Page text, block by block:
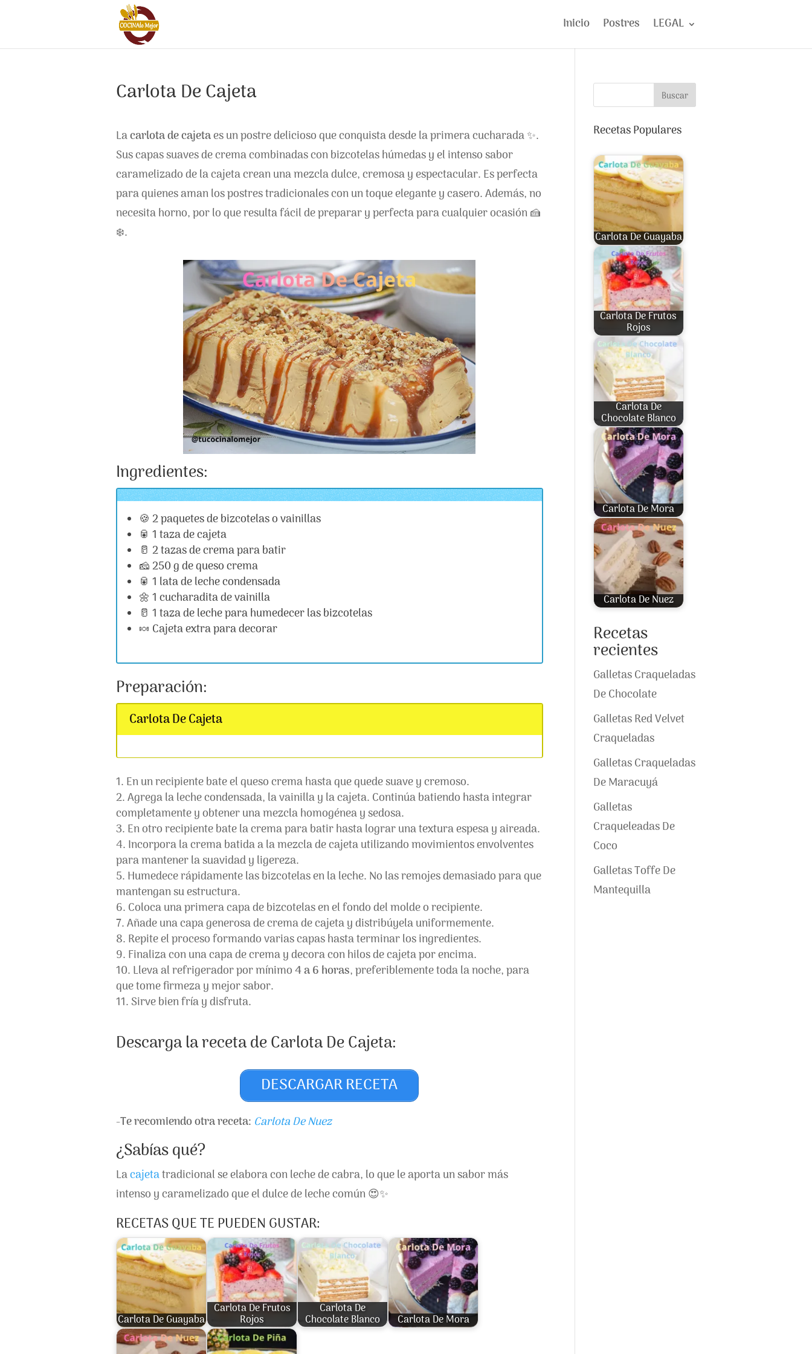
Inicio Postres LEGAL
Carlota De Cajeta
Lacarlota de cajetaes un postre delicioso que conquista desde la primera cucharada ✨.
Sus capas suaves de crema combinadas con bizcotelas húmedas y el intenso sabor
caramelizado de la cajeta crean una mezcla dulce, cremosa y espectacular. Es perfecta
para quienes aman los postres tradicionales con un toque elegante y casero. Además, no
necesita horno, por lo que resulta fácil de preparar y perfecta para cualquier ocasión 🍰
❄️.
Ingredientes:
🍪 2 paquetes de bizcotelas o vainillas
🥫 1 taza de cajeta
🥛 2 tazas de crema para batir
🧀 250 g de queso crema
🥫 1 lata de leche condensada
🌼 1 cucharadita de vainilla
🥛 1 taza de leche para humedecer las bizcotelas
🍬 Cajeta extra para decorar
Preparación:
Carlota De Cajeta
En un recipiente bate el queso crema hasta que quede suave y cremoso.
Agrega la leche condensada, la vainilla y la cajeta. Continúa batiendo hasta integrar
completamente y obtener una mezcla homogénea y sedosa.
En otro recipiente bate la crema para batir hasta lograr una textura espesa y aireada.
Incorpora la crema batida a la mezcla de cajeta utilizando movimientos envolventes
para mantener la suavidad y ligereza.
Humedece rápidamente las bizcotelas en la leche. No las remojes demasiado para que
mantengan su estructura.
Coloca una primera capa de bizcotelas en el fondo del molde o recipiente.
Añade una capa generosa de crema de cajeta y distribúyela uniformemente.
Repite el proceso formando varias capas hasta terminar los ingredientes.
Finaliza con una capa de crema y decora con hilos de cajeta por encima.
Lleva al refrigerador por mínimo4 a 6 horas, preferiblemente toda la noche, para
que tome firmeza y mejor sabor.
Sirve bien fría y disfruta.
Descarga la receta de Carlota De Cajeta:
DESCARGAR RECETA
-Te recomiendo otra receta: Carlota De Nuez
¿Sabías qué?
Lacajetatradicional se elabora con leche de cabra, lo que le aporta un sabor más
intenso y caramelizado que el dulce de leche común 😍✨
RECETAS QUE TE PUEDEN GUSTAR:
Carlota De Guayaba
Carlota De Frutos
Rojos
Carlota De
Chocolate Blanco Carlota De Mora
Buscar
Recetas Populares
Carlota De Guayaba
Carlota De Frutos
Rojos
Carlota De
Chocolate Blanco
Carlota De Mora
Carlota De Nuez
Recetas
recientes
Galletas Craqueladas
De Chocolate
Galletas Red Velvet
Craqueladas
Galletas Craqueladas
De Maracuyá
Galletas
Craqueleadas De
Coco
Galletas Toffe De
Mantequilla